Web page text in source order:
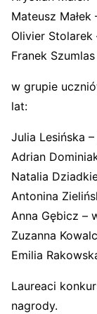
Mateusz Małek
Olivier Stolarek
Franek
w grupie
lat:
Julia Lesińska
Adrian
Natalia
Antonina
Anna Gębicz –
Zuzanna
Emilia
Laureaci
nagrody.